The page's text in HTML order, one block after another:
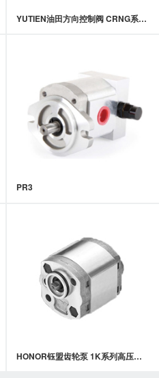
YUTIEN油田方向控制阀 CRNG系列转角式单向阀 ISO板式
PR3
HONOR钰盟齿轮泵 1K系列高压齿轮泵